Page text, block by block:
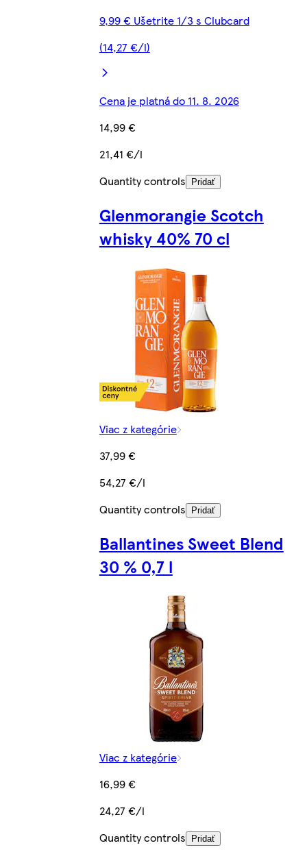
9,99 € Ušetrite 1/3 s Clubcard
(14,27 €/l)
Cena je platná do 11. 8. 2026
14,99 €
21,41 €/l
Quantity controls
Pridať
Glenmorangie Scotch
whisky 40% 70 cl
Viac z kategórie
37,99 €
54,27 €/l
Quantity controls
Pridať
Ballantines Sweet Blend
30 % 0,7 l
Viac z kategórie
16,99 €
24,27 €/l
Quantity controls
Pridať